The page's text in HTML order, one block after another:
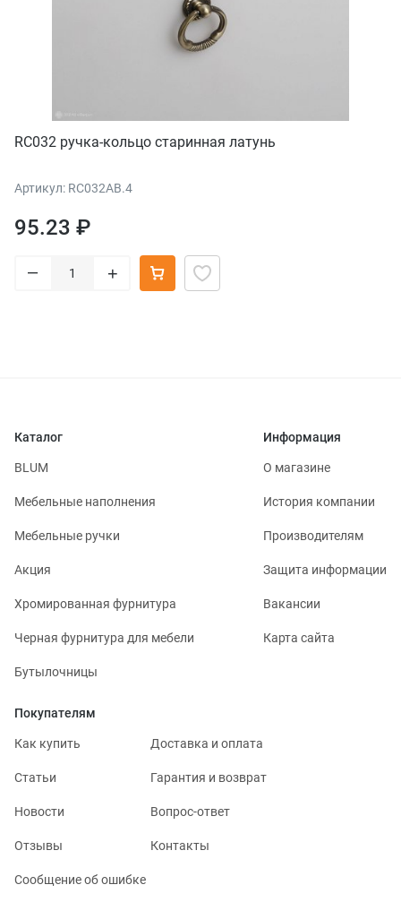
RC032 ручка-кольцо старинная латунь
Артикул: RC032AB.4
95.23 ₽
– +
Каталог
BLUM
Мебельные наполнения
Мебельные ручки
Акция
Хромированная фурнитура
Черная фурнитура для мебели
Бутылочницы
Информация
О магазине
История компании
Производителям
Защита информации
Вакансии
Карта сайта
Покупателям
Как купить Доставка и оплата
Статьи Гарантия и возврат
Новости Вопрос-ответ
Отзывы Контакты
Сообщение об ошибке